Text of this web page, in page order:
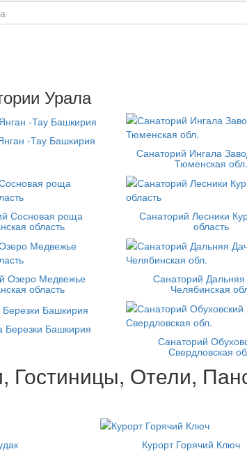
Урала
-Тау Башкирия
Санаторий Ингала
Тюменская обл.
Сосновая роща
область
Санаторий Лесники
область
Озеро Медвежье
область
Санаторий
Челябинская
Березки Башкирия
Санаторий
Свердловская
Гостиницы, Отели,
Курорт Горячий Ключ